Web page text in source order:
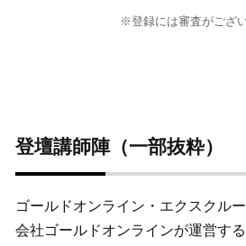
※登録には審査がござい
登壇講師陣（一部抜粋）
ゴールドオンライン・エクスクル
会社ゴールドオンラインが運営する